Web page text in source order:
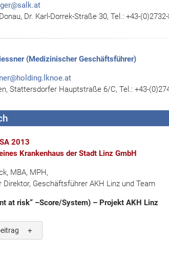
Dr. Karl-Dorrek-Straße 30, Tel.: +43-
(Medizinischer Geschäftsführer)
Stattersdorfer Hauptstraße 6/C, Tel.: +43-
2013
Krankenhaus der Stadt Linz GmbH
MBA, MPH,
Direktor, Geschäftsführer AKH Linz und Team
at risk“ –Score/System) – Projekt AKH Linz